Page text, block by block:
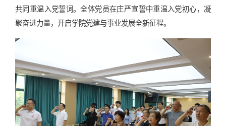
共同重温入党誓词。全体党员在庄严宣誓中重温入党初心，凝
聚奋进力量，开启学院党建与事业发展全新征程。